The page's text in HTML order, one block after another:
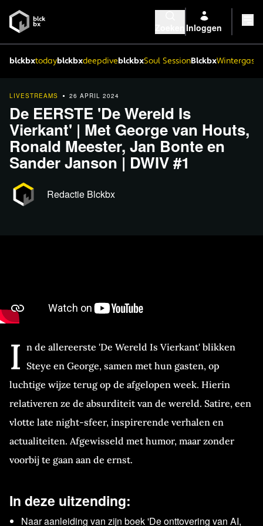
Inloggen
blckbxtodayblckbxdeepdiveblckbxSoul SessionBlckbx
LIVESTREAMS 26 APRIL 2024
De EERSTE 'De Wereld Is
Vierkant' | Met George van Houts,
Ronald Meester, Jan Bonte en
Sander Janson | DWIV #1
Redactie Blckbx
I n de allereerste 'De Wereld Is Vierkant' blikken
Steye en George, samen met hun gasten, op
luchtige wijze terug op de afgelopen week. Hierin
relativeren ze de absurditeit van de wereld. Satire, een
vlotte late night-sfeer, inspirerende verhalen en
actualiteiten. Afgewisseld met humor, maar zonder
voorbij te gaan aan de ernst.
In deze uitzending:
Naar aanleiding van zijn boek 'De onttovering van AI,